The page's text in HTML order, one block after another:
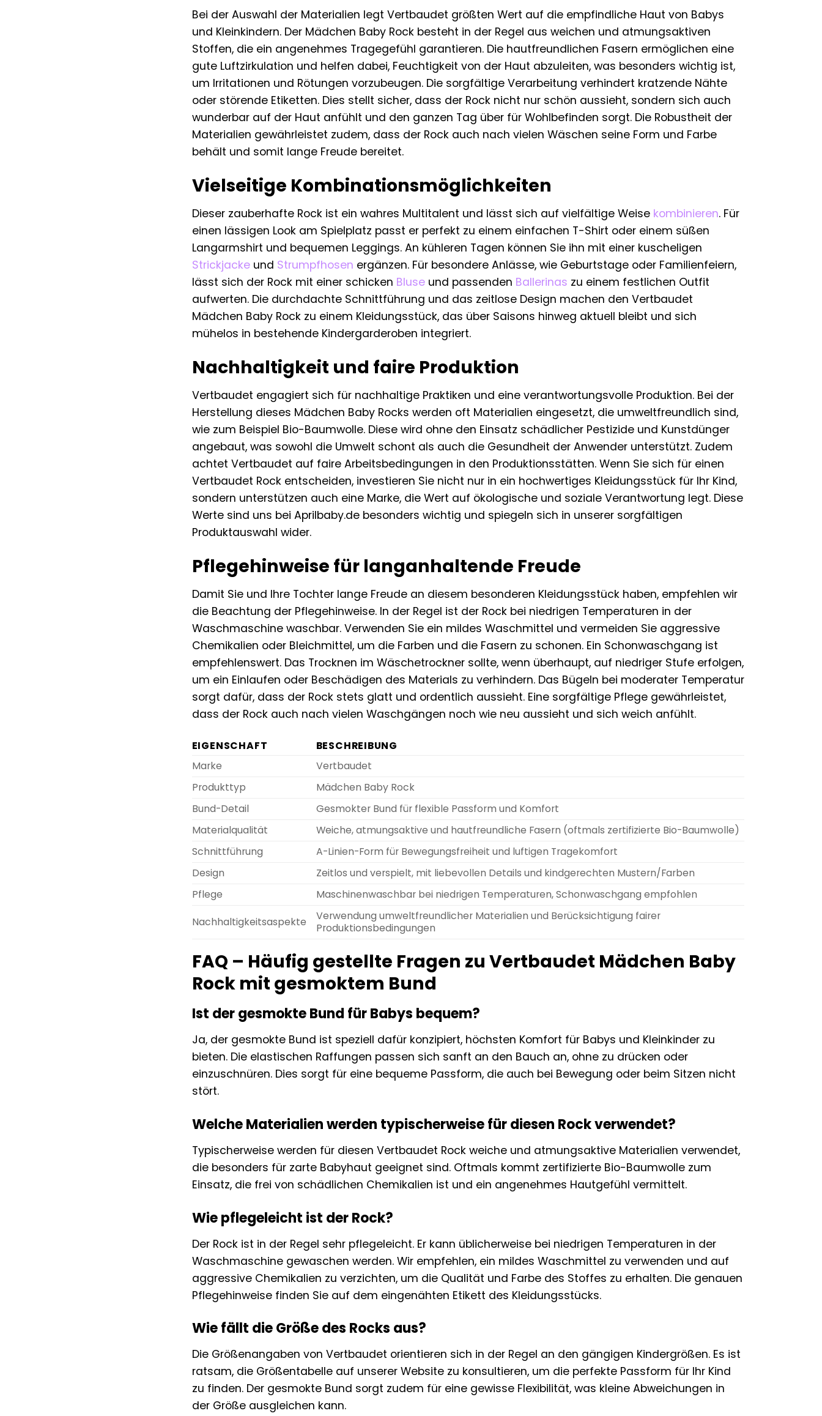
Bei der Auswahl der Materialien legt Vertbaudet größten Wert auf die empfindliche Haut von Babys
und Kleinkindern. Der Mädchen Baby Rock besteht in der Regel aus weichen und atmungsaktiven
Stoffen, die ein angenehmes Tragegefühl garantieren. Die hautfreundlichen Fasern ermöglichen eine
gute Luftzirkulation und helfen dabei, Feuchtigkeit von der Haut abzuleiten, was besonders wichtig ist,
um Irritationen und Rötungen vorzubeugen. Die sorgfältige Verarbeitung verhindert kratzende Nähte
oder störende Etiketten. Dies stellt sicher, dass der Rock nicht nur schön aussieht, sondern sich auch
wunderbar auf der Haut anfühlt und den ganzen Tag über für Wohlbefinden sorgt. Die Robustheit der
Materialien gewährleistet zudem, dass der Rock auch nach vielen Wäschen seine Form und Farbe
behält und somit lange Freude bereitet.
Vielseitige Kombinationsmöglichkeiten
Dieser zauberhafte Rock ist ein wahres Multitalent und lässt sich auf vielfältige Weise kombinieren. Für
einen lässigen Look am Spielplatz passt er perfekt zu einem einfachen T-Shirt oder einem süßen
Langarmshirt und bequemen Leggings. An kühleren Tagen können Sie ihn mit einer kuscheligen
Strickjackeund Strumpfhosen ergänzen. Für besondere Anlässe, wie Geburtstage oder Familienfeiern,
lässt sich der Rock mit einer schicken Bluseund passenden Ballerinas zu einem festlichen Outfit
aufwerten. Die durchdachte Schnittführung und das zeitlose Design machen den Vertbaudet
Mädchen Baby Rock zu einem Kleidungsstück, das über Saisons hinweg aktuell bleibt und sich
mühelos in bestehende Kindergarderoben integriert.
Nachhaltigkeit und faire Produktion
Vertbaudet engagiert sich für nachhaltige Praktiken und eine verantwortungsvolle Produktion. Bei der
Herstellung dieses Mädchen Baby Rocks werden oft Materialien eingesetzt, die umweltfreundlich sind,
wie zum Beispiel Bio-Baumwolle. Diese wird ohne den Einsatz schädlicher Pestizide und Kunstdünger
angebaut, was sowohl die Umwelt schont als auch die Gesundheit der Anwender unterstützt. Zudem
achtet Vertbaudet auf faire Arbeitsbedingungen in den Produktionsstätten. Wenn Sie sich für einen
Vertbaudet Rock entscheiden, investieren Sie nicht nur in ein hochwertiges Kleidungsstück für Ihr Kind,
sondern unterstützen auch eine Marke, die Wert auf ökologische und soziale Verantwortung legt. Diese
Werte sind uns bei Aprilbaby.de besonders wichtig und spiegeln sich in unserer sorgfältigen
Produktauswahl wider.
Pflegehinweise für langanhaltende Freude
Damit Sie und Ihre Tochter lange Freude an diesem besonderen Kleidungsstück haben, empfehlen wir
die Beachtung der Pflegehinweise. In der Regel ist der Rock bei niedrigen Temperaturen in der
Waschmaschine waschbar. Verwenden Sie ein mildes Waschmittel und vermeiden Sie aggressive
Chemikalien oder Bleichmittel, um die Farben und die Fasern zu schonen. Ein Schonwaschgang ist
empfehlenswert. Das Trocknen im Wäschetrockner sollte, wenn überhaupt, auf niedriger Stufe erfolgen,
um ein Einlaufen oder Beschädigen des Materials zu verhindern. Das Bügeln bei moderater Temperatur
sorgt dafür, dass der Rock stets glatt und ordentlich aussieht. Eine sorgfältige Pflege gewährleistet,
dass der Rock auch nach vielen Waschgängen noch wie neu aussieht und sich weich anfühlt.
EIGENSCHAFT
BESCHREIBUNG
Marke
Vertbaudet
Produkttyp
Mädchen Baby Rock
Bund-Detail
Gesmokter Bund für flexible Passform und Komfort
Materialqualität
Weiche, atmungsaktive und hautfreundliche Fasern (oftmals zertifizierte Bio-Baumwolle)
Schnittführung
A-Linien-Form für Bewegungsfreiheit und luftigen Tragekomfort
Design
Zeitlos und verspielt, mit liebevollen Details und kindgerechten Mustern/Farben
Pflege
Maschinenwaschbar bei niedrigen Temperaturen, Schonwaschgang empfohlen
Nachhaltigkeitsaspekte
Verwendung umweltfreundlicher Materialien und Berücksichtigung fairer
Produktionsbedingungen
FAQ – Häufig gestellte Fragen zu Vertbaudet Mädchen Baby
Rock mit gesmoktem Bund
Ist der gesmokte Bund für Babys bequem?
Ja, der gesmokte Bund ist speziell dafür konzipiert, höchsten Komfort für Babys und Kleinkinder zu
bieten. Die elastischen Raffungen passen sich sanft an den Bauch an, ohne zu drücken oder
einzuschnüren. Dies sorgt für eine bequeme Passform, die auch bei Bewegung oder beim Sitzen nicht
stört.
Welche Materialien werden typischerweise für diesen Rock verwendet?
Typischerweise werden für diesen Vertbaudet Rock weiche und atmungsaktive Materialien verwendet,
die besonders für zarte Babyhaut geeignet sind. Oftmals kommt zertifizierte Bio-Baumwolle zum
Einsatz, die frei von schädlichen Chemikalien ist und ein angenehmes Hautgefühl vermittelt.
Wie pflegeleicht ist der Rock?
Der Rock ist in der Regel sehr pflegeleicht. Er kann üblicherweise bei niedrigen Temperaturen in der
Waschmaschine gewaschen werden. Wir empfehlen, ein mildes Waschmittel zu verwenden und auf
aggressive Chemikalien zu verzichten, um die Qualität und Farbe des Stoffes zu erhalten. Die genauen
Pflegehinweise finden Sie auf dem eingenähten Etikett des Kleidungsstücks.
Wie fällt die Größe des Rocks aus?
Die Größenangaben von Vertbaudet orientieren sich in der Regel an den gängigen Kindergrößen. Es ist
ratsam, die Größentabelle auf unserer Website zu konsultieren, um die perfekte Passform für Ihr Kind
zu finden. Der gesmokte Bund sorgt zudem für eine gewisse Flexibilität, was kleine Abweichungen in
der Größe ausgleichen kann.